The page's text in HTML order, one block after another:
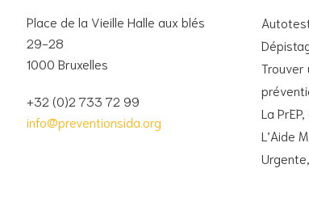
Place de la Vieille Halle aux blés
29-28
1000 Bruxelles
+32 (0)2 733 72 99
info@preventionsida.org
Trouver
La
L’Aide